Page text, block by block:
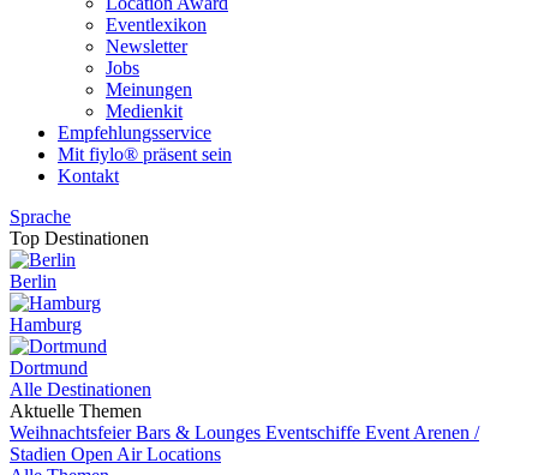
Eventlexikon
Newsletter
Jobs
Meinungen
Medienkit
Empfehlungsservice
Mit fiylo® präsent sein
Kontakt
Sprache
Top Destinationen
Berlin
Hamburg
Dortmund
Alle Destinationen
Aktuelle Themen
WeihnachtsfeierBars & Lounges Eventschiffe Event Arenen /
Stadien Open Air Locations